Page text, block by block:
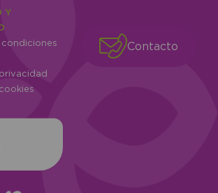
Y
Contacto